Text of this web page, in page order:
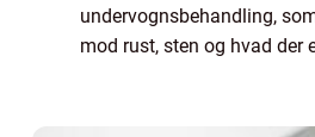
undervognsbehandling,
mod rust, sten og hvad der